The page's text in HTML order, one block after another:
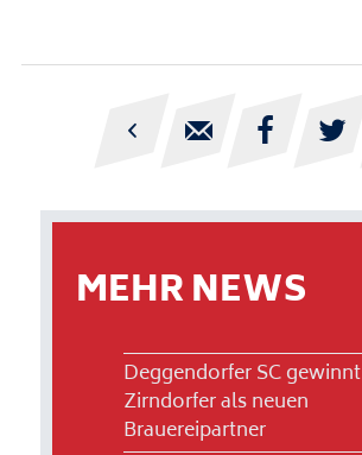
   
MEHR NEWS
Deggendorfer SC gewinnt
Zirndorfer als neuen
Brauereipartner